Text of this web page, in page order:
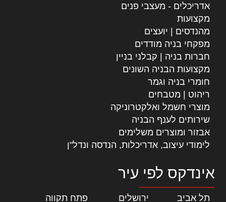
אדריכלים - מעצבי פנים
מקצועות
מהנדסים | יועצים
מפקחי בניה מודדים
חברות בניה | קבלני בניין
מקצועות הבניה השונים
חומרי בניה וגמר
ריהוט | מטבחים
מוצרי חשמל ואלקטרוניקה
שירותים לענף הבניה
אבזור ומוצרים משלימים
לימודי עיצוב, אדריכלות, הנדסה ונדל"ן
אינדקס לפי עיר
תל אביב ירושלים פתח תקווה